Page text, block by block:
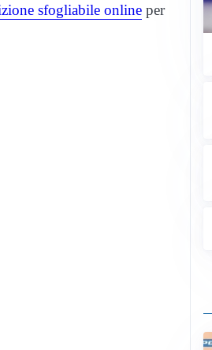
sfogliabile online per